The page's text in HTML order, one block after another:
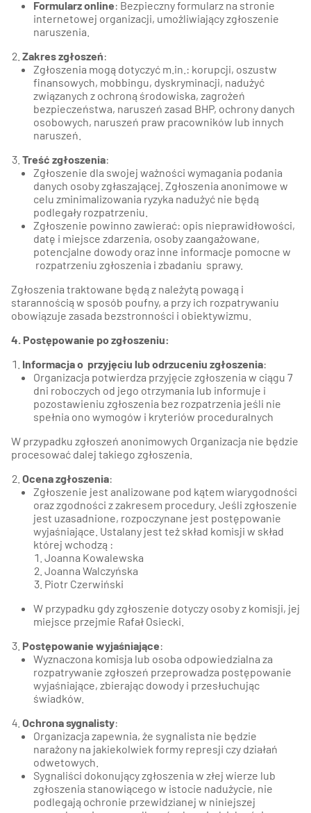
Formularz online: Bezpieczny formularz na stronie
internetowej organizacji, umożliwiający zgłoszenie
naruszenia.
Zakres zgłoszeń:
Zgłoszenia mogą dotyczyć m.in.: korupcji, oszustw
finansowych, mobbingu, dyskryminacji, nadużyć
związanych z ochroną środowiska, zagrożeń
bezpieczeństwa, naruszeń zasad BHP, ochrony danych
osobowych, naruszeń praw pracowników lub innych
naruszeń.
Treść zgłoszenia:
Zgłoszenie dla swojej ważności wymagania podania
danych osoby zgłaszającej. Zgłoszenia anonimowe w
celu zminimalizowania ryzyka nadużyć nie będą
podlegały rozpatrzeniu.
Zgłoszenie powinno zawierać: opis nieprawidłowości,
datę i miejsce zdarzenia, osoby zaangażowane,
potencjalne dowody oraz inne informacje pomocne w
rozpatrzeniu zgłoszenia i zbadaniu sprawy.
Zgłoszenia traktowane będą z należytą powagą i
starannością w sposób poufny, a przy ich rozpatrywaniu
obowiązuje zasada bezstronności i obiektywizmu.
4. Postępowanie po zgłoszeniu:
Informacja o przyjęciu lub odrzuceniu zgłoszenia:
Organizacja potwierdza przyjęcie zgłoszenia w ciągu 7
dni roboczych od jego otrzymania lub informuje i
pozostawieniu zgłoszenia bez rozpatrzenia jeśli nie
spełnia ono wymogów i kryteriów proceduralnych
W przypadku zgłoszeń anonimowych Organizacja nie będzie
procesować dalej takiego zgłoszenia.
Ocena zgłoszenia:
Zgłoszenie jest analizowane pod kątem wiarygodności
oraz zgodności z zakresem procedury. Jeśli zgłoszenie
jest uzasadnione, rozpoczynane jest postępowanie
wyjaśniające. Ustalany jest też skład komisji w skład
której wchodzą :
Joanna Kowalewska
Joanna Walczyńska
Piotr Czerwiński
W przypadku gdy zgłoszenie dotyczy osoby z komisji, jej
miejsce przejmie Rafał Osiecki.
Postępowanie wyjaśniające:
Wyznaczona komisja lub osoba odpowiedzialna za
rozpatrywanie zgłoszeń przeprowadza postępowanie
wyjaśniające, zbierając dowody i przesłuchując
świadków.
Ochrona sygnalisty:
Organizacja zapewnia, że sygnalista nie będzie
narażony na jakiekolwiek formy represji czy działań
odwetowych.
Sygnaliści dokonujący zgłoszenia w złej wierze lub
zgłoszenia stanowiącego w istocie nadużycie, nie
podlegają ochronie przewidzianej w niniejszej